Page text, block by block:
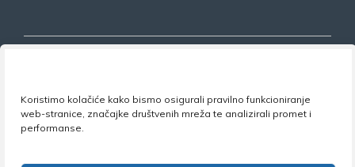
Koristimo kolačiće kako bismo osigurali pravilno funkcioniranje
web-stranice, značajke društvenih mreža te analizirali promet i
performanse.
Nezavisni sindikat znanosti i visokog
obrazovanja
Adresa: Florijana Andrašeca 18A / VI kat • 10 000